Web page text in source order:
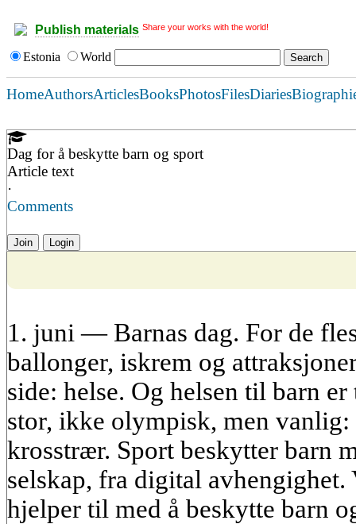
Publish materials Share your works with the world!
Estonia World
HomeAuthorsArticlesBooksPhotosFilesDiaries
Dag for å beskytte barn og sport
Article text
·
Comments
Join Login
1. juni — Barnas dag. For de
ballonger, iskrem og
side: helse. Og helsen til barn
stor, ikke olympisk, men
krosstrær. Sport beskytter barn
selskap, fra digital
hjelper til med å beskytte barn